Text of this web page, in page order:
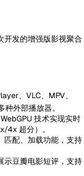
开发的增强版影视聚合
、VLC、MPV、
外部播放器。
WebGPU 技术实现实时
4x 超分）。
匹配、加载功能，支持
示豆瓣电影短评，支持